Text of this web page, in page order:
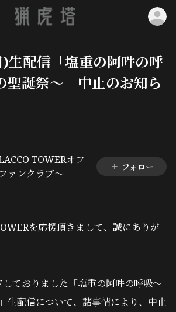
生配信「塩重の阿吽の呼
聖誕祭〜」中止のお知ら
TOWERオフ
ァンクラブ～
フォロー
を応援頂きまして、誠にありが
ておりました「塩重の阿吽の呼吸〜
生配信について、諸事情により、中止